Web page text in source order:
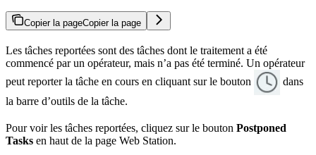
Copier la pageCopier la page
Les tâches reportées sont des tâches dont le traitement a été
commencé par un opérateur, mais n’a pas été terminé. Un opérateur
peut reporter la tâche en cours en cliquant sur le bouton
dans
la barre d’outils de la tâche.
Pour voir les tâches reportées, cliquez sur le bouton Postponed
Tasks en haut de la page Web Station.